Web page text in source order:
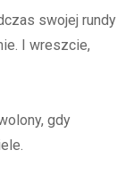
swojej rundy
I wreszcie,
gdy